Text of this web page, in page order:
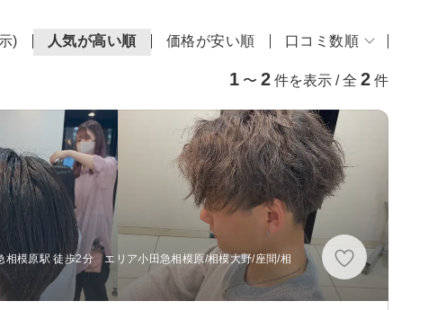
) 人気が高い順 価格が安い順 口コミ数順
1 〜 2 件を表示 / 全 2 件
相模原駅 徒歩2分 エリア小田急相模原/相模大野/座間/相